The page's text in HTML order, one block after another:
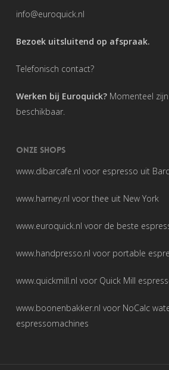
info@euroquick.nl
Bezoek uitsluitend op afspraak.
Telefonisch contact?
Werken bij Euroquick? Momenteel
beschikbaar.
ONZE SHOPS
www.dibarcafe.nl voor espresso uit
www.harney.nl voor thee uit New York
www.euroquick.nl voor de beste
www.handpresso.nl voor portable
www.quickmill.nl voor Quick Mill
www.boonenbakker.nl voor NoCalc
espressomachines